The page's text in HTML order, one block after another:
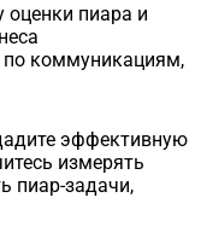
пиара и
по коммуникациям,
эффективную
измерять
пиар-задачи,